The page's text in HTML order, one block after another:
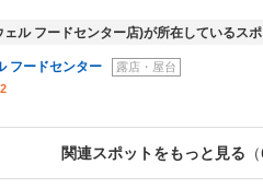
ル フードセンター店)が所在しているスポ
フードセンター
露店・屋台
関連スポットをもっと見る